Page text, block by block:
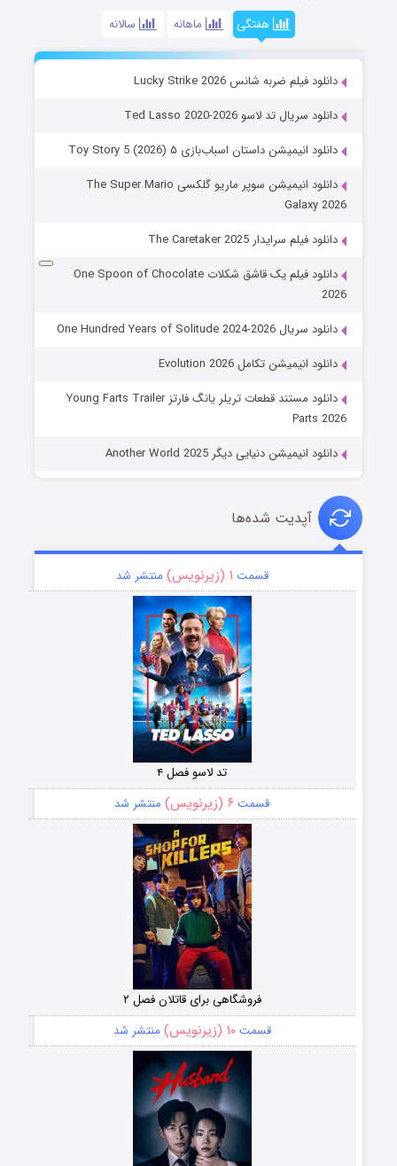
هفتگی ماهانه سالانه
دانلود فیلم ضربه شانس Lucky Strike 2026
دانلود سریال تد لاسو Ted Lasso 2020-2026
دانلود انیمیشن داستان اسباب‌بازی ۵ Toy Story 5 (2026)
دانلود انیمیشن سوپر ماریو گلکسی The Super Mario
Galaxy 2026
دانلود فیلم سرایدار The Caretaker 2025
دانلود فیلم یک قاشق شکلات One Spoon of Chocolate
2026
دانلود سریال One Hundred Years of Solitude 2024-2026
دانلود انیمیشن تکامل Evolution 2026
دانلود مستند قطعات تریلر یانگ فارتز Young Farts Trailer
Parts 2026
دانلود انیمیشن دنیایی دیگر Another World 2025
آپدیت شده‌ها
قسمت ۱ (زیرنویس) منتشر شد
تد لاسو فصل ۴
قسمت ۶ (زیرنویس) منتشر شد
فروشگاهی برای قاتلان فصل ۲
قسمت۱۰ (زیرنویس) منتشر شد